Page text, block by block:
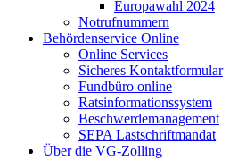
Europawahl 2024
Notrufnummern
Behördenservice Online
Online Services
Sicheres Kontaktformular
Fundbüro online
Ratsinformationssystem
Beschwerdemanagement
SEPA Lastschriftmandat
Über die VG-Zolling